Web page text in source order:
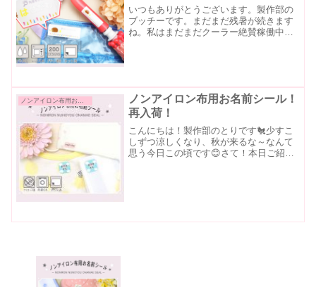
いつもありがとうございます。製作部の
ブッチーです。まだまだ残暑が続きます
ね。私はまだまだクーラー絶賛稼働中の
ノンアイロン布用お名前シール
ノンアイロン布用お名前シール！
再入荷！
こんにちは！製作部のとりです🐔少すこ
しずつ涼しくなり、秋が来るな～なんて
思う今日この頃です😊さて！本日ご紹介